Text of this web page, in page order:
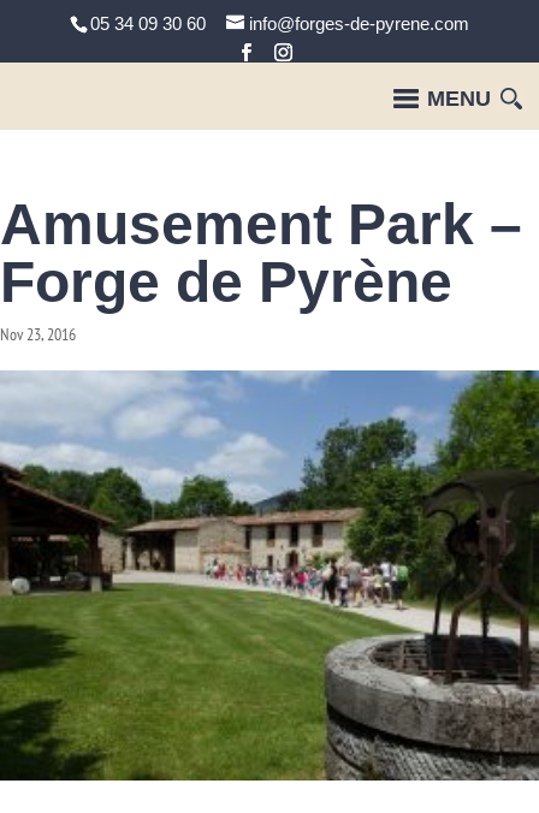
05 34 09 30 60 info@forges-de-pyrene.com
Amusement Park –
Forge de Pyrène
Nov 23, 2016